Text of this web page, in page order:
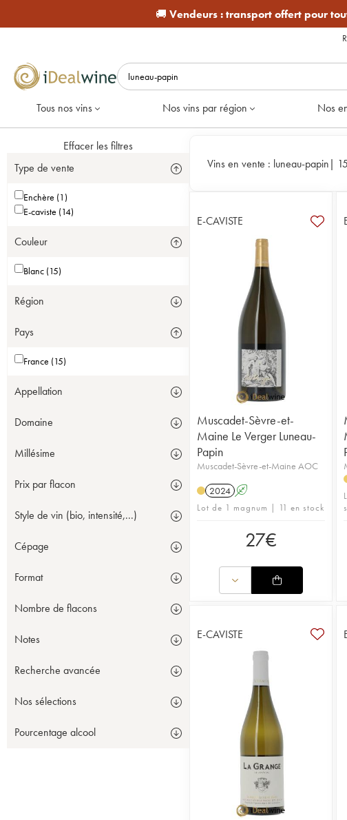
🚚 Vendeurs :transport offert pour
Tous nos vins Nos vins par région Nos
Effacer les filtres
Type de vente
Enchère (1)
E-caviste (14)
Couleur
Blanc (15)
Région
Pays
France (15)
Appellation
Domaine
Millésime
Prix par flacon
Style de vin (bio, intensité,...)
Cépage
Format
Nombre de flacons
Notes
Recherche avancée
Nos sélections
Pourcentage alcool
Vins en vente : luneau-papin|
E-CAVISTE
Muscadet-Sèvre-et-
Maine Le Verger Luneau-
Papin
Muscadet-Sèvre-et-Maine AOC
2024 A
Lot de 1 magnum | 11 en stock
27€
E-CAVISTE